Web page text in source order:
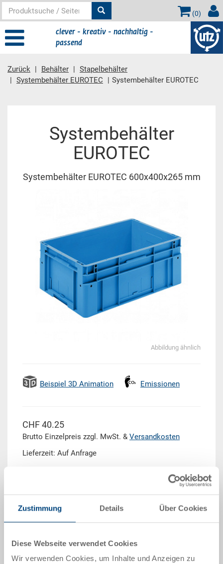
Zustimmung Details Über Cookies
Diese Webseite verwendet Cookies
Wir verwenden Cookies, um Inhalte und Anzeigen zu
(0)
clever - kreativ - nachhaltig -
passend
Zurück Behälter
Stapelbehälter
Systembehälter EUROTEC
Systembehälter EUROTEC
Systembehälter
EUROTEC
Systembehälter EUROTEC 600x400x265 mm
Abbildung ähnlich
Beispiel 3D Animation Emissionen
CHF 40.25
Brutto Einzelpreis zzgl. MwSt. & Versandkosten
Lieferzeit: Auf Anfrage
Mindestbestellmenge: 500 Stück